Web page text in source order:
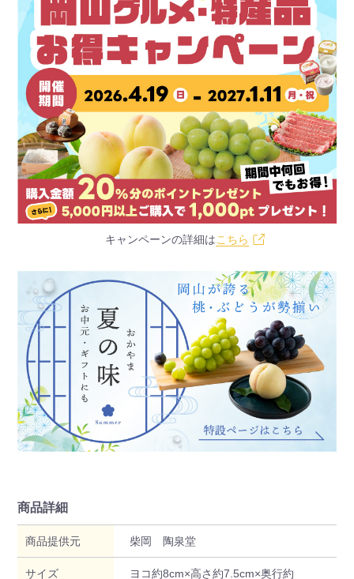
キャンペーンの詳細はこちら
商品詳細
商品提供元 柴岡 陶泉堂
サイズ ヨコ約8cm×高さ約7.5cm×奥行約